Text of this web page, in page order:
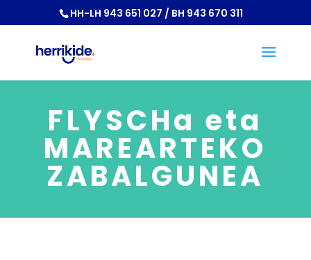
HH-LH 943 651 027 / BH 943 670 311
FLYSCHa eta
MAREARTEKO
ZABALGUNEA